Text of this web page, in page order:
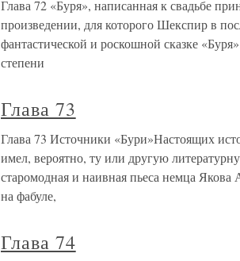
Глава 72 «Буря», написанная к свадьбе
произведении, для которого Шекспир в
фантастической и роскошной сказке
степени
Глава 73
Глава 73 Источники «Бури»Настоящих
имел, вероятно, ту или другую
старомодная и наивная пьеса немца
на фабуле,
Глава 74